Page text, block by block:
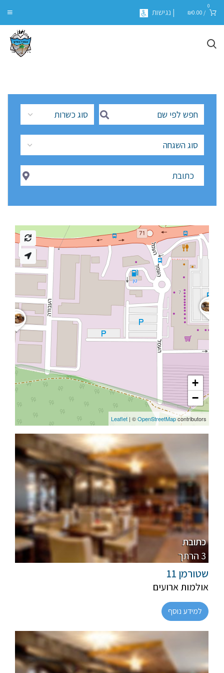
0
/
₪0.00 | נגישות
בשרי
רגילה
כתובת
3 הרתך
שטורמן 11
אולמות ארועים
למידע נוסף
+
−
Leaflet | ©OpenStreetMapcontributors